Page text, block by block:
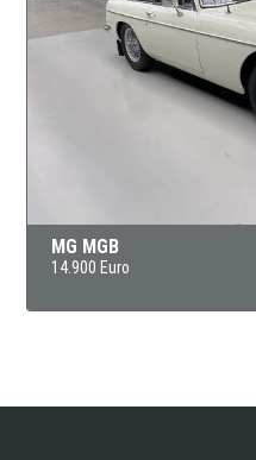
MG MGB
14.900 Euro